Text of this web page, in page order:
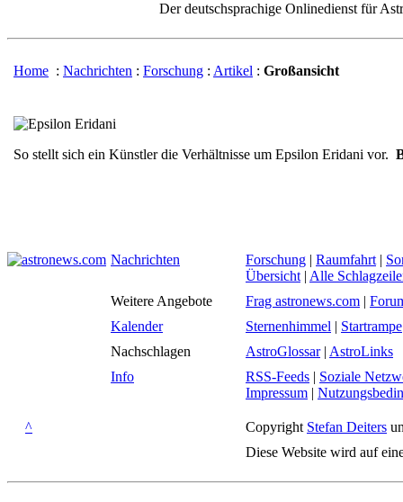
Der deutschsprachige Onlinedienst für
Home : Nachrichten : Forschung : Artikel : Großansicht
So stellt sich ein Künstler die Verhältnisse um Epsilon Eridani vor.
Nachrichten Forschung | Raumfahrt |
Übersicht | Alle
Weitere Angebote
Frag astronews.com |
Kalender
Sternenhimmel | Startrampe
Nachschlagen
AstroGlossar| AstroLinks
Info
RSS-Feeds | Soziale
Impressum |
^ Copyright Stefan Deiters
Diese Website wird auf